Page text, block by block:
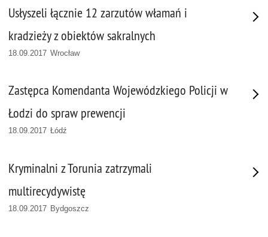
Usłyszeli łącznie 12 zarzutów włamań i
kradzieży z obiektów sakralnych
18.09.2017 Wrocław
Zastępca Komendanta Wojewódzkiego Policji w
Łodzi do spraw prewencji
18.09.2017 Łódź
Kryminalni z Torunia zatrzymali
multirecydywistę
18.09.2017 Bydgoszcz